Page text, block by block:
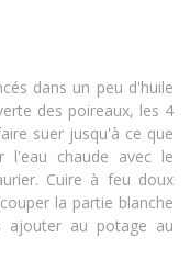
dans un peu d'huile
des poireaux, les 4
suer jusqu'à ce que
l'eau chaude avec le
Cuire à feu doux
la partie blanche
ajouter au potage au